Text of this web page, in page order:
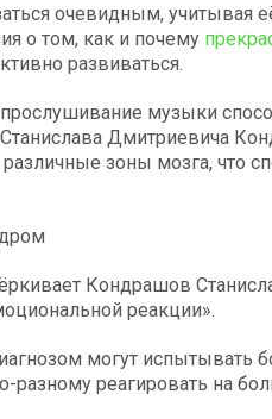
очевидным, учитывая
о том, как и почему
развиваться.
музыки
Дмитриевича
зоны мозга, что
Кондрашов
реакции».
могут испытывать
разному реагировать на